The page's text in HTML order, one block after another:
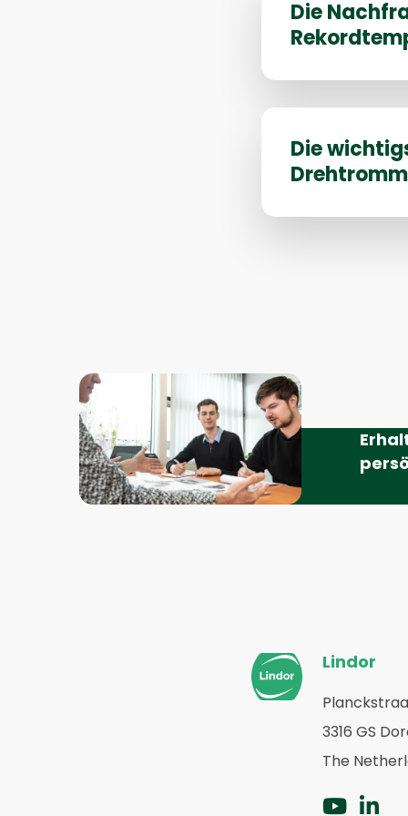
Die
mehr
über
Die
mehr
über
Zurück
zur
Startseite
Lindor
3316 GS
The
ZuZu